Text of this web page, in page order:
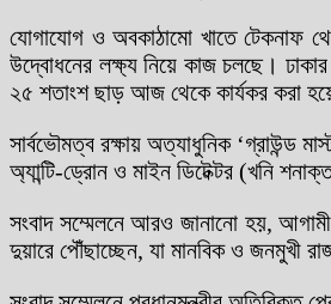
যোগাযোগ ও অবকাঠামো খাতে টেকনাফ
উদ্বোধনের লক্ষ্য নিয়ে কাজ চলছে।
২৫ শতাংশ ছাড় আজ থেকে কার্যকর করা
সার্বভৌমত্ব রক্ষায় অত্যাধুনিক ‘গ্রাউন্ড
অ্যান্টি-ড্রোন ও মাইন ডিটেক্টর (খনি
সংবাদ সম্মেলনে আরও জানানো হয়,
দুয়ারে পৌঁছাচ্ছেন, যা মানবিক ও জনমুখী